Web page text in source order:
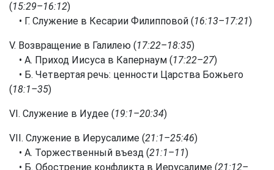
(15:29–16:12)
• Г. Служение в Кесарии Филипповой (16:13–17:21)
V. Возвращение в Галилею (17:22–18:35)
• А. Приход Иисуса в Капернаум (17:22–27)
• Б. Четвертая речь: ценности Царства Божьего
(18:1–35)
VI. Служение в Иудее (19:1–20:34)
VII. Служение в Иерусалиме (21:1–25:46)
• А. Торжественный въезд (21:1–11)
• Б. Обострение конфликта в Иерусалиме (21:12–